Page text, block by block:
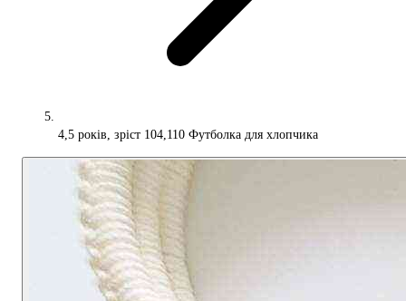
4,5 років, зріст 104,110 Футболка для хлопчика